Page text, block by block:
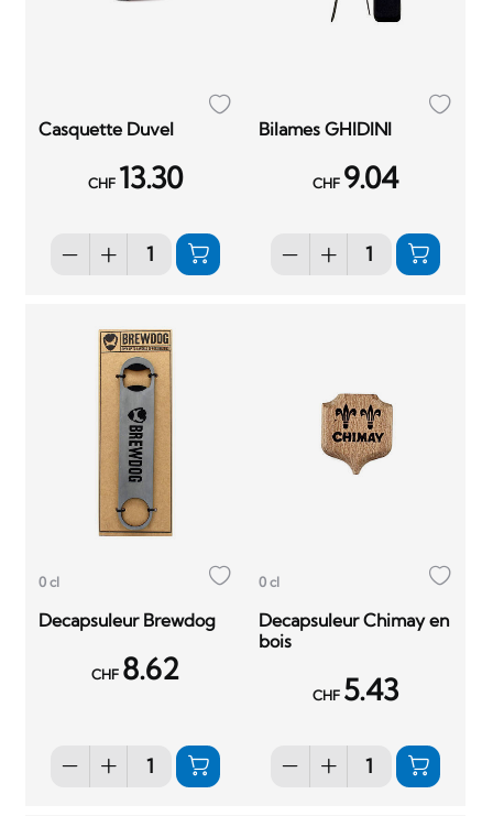
Casquette Duvel
CHF 13.30
Bilames GHIDINI
CHF 9.04
0 cl
Decapsuleur Brewdog
CHF 8.62
0 cl
Decapsuleur Chimay en
bois
CHF 5.43